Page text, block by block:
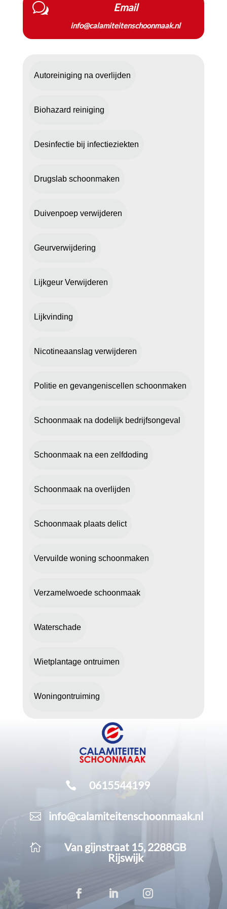
w Email
info@calamiteitenschoonmaak.nl
Autoreiniging na overlijden
Biohazard reiniging
Desinfectie bij infectieziekten
Drugslab schoonmaken
Duivenpoep verwijderen
Geurverwijdering
Lijkgeur Verwijderen
Lijkvinding
Nicotineaanslag verwijderen
Politie en gevangeniscellen schoonmaken
Schoonmaak na dodelijk bedrijfsongeval
Schoonmaak na een zelfdoding
Schoonmaak na overlijden
Schoonmaak plaats delict
Vervuilde woning schoonmaken
Verzamelwoede schoonmaak
Waterschade
Wietplantage ontruimen
Woningontruiming
 0615544199
 info@calamiteitenschoonmaak.nl

Van gijnstraat 15, 2288GB
Rijswijk